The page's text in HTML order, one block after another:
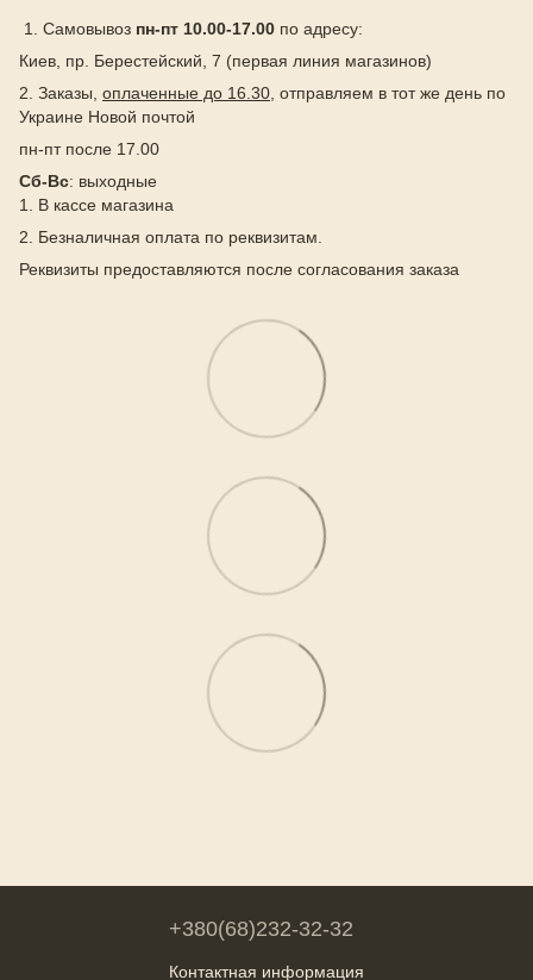
1. Самовывоз пн-пт 10.00-17.00 по адресу:
Киев, пр. Берестейский, 7 (первая линия магазинов)
2. Заказы, оплаченные до 16.30, отправляем в тот же день по
Украине Новой почтой
пн-пт после 17.00
Сб-Вс: выходные
1. В кассе магазина
2. Безналичная оплата по реквизитам.
Реквизиты предоставляются после согласования заказа
+380(68)232-32-32
Контактная информация